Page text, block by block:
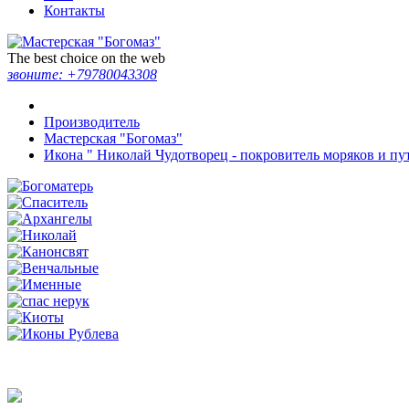
Контакты
The best choice on the web
звоните: +79780043308
Производитель
Мастерская "Богомаз"
Икона " Николай Чудотворец - покровитель моряков и